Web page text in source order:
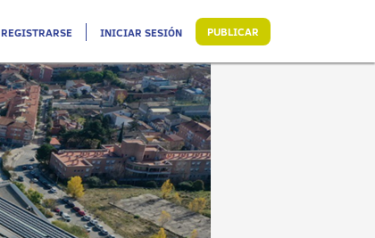
REGISTRARSE INICIAR SESIÓN PUBLICAR